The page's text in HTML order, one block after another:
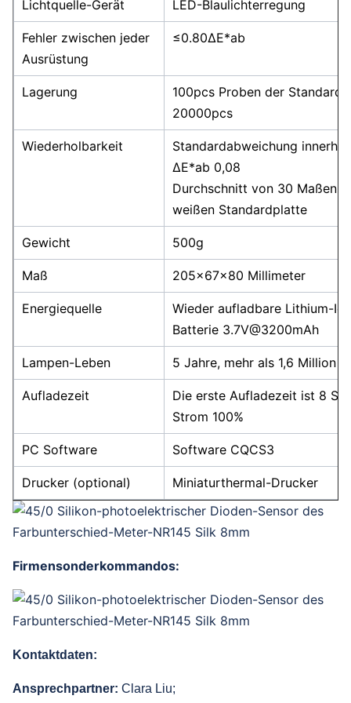
Lichtquelle-Gerät LED-Blaulichterregung
Fehler zwischen jeder
Ausrüstung
≤0.80ΔE*ab
Lagerung
100pcs Proben der Standards
20000pcs
Wiederholbarkeit
Standardabweichung
ΔE*ab 0,08
Durchschnitt von 30 Maßen
weißen Standardplatte
Gewicht 500g
Maß 205×67×80 Millimeter
Energiequelle
Wieder aufladbare Lithium-
Batterie 3.7V@3200mAh
Lampen-Leben 5 Jahre, mehr als 1,6 Million
Aufladezeit
Die erste Aufladezeit ist 8
Strom 100%
PC Software Software CQCS3
Drucker (optional) Miniaturthermal-Drucker
Firmensonderkommandos:
Kontaktdaten:
Ansprechpartner: Clara Liu;